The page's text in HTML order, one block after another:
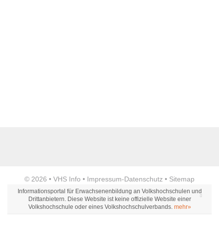
Webseite
© 2026 • VHS Info • Impressum-Datenschutz • Sitemap
Informationsportal für Erwachsenenbildung an Volkshochschulen und
Drittanbietern. Diese Website ist keine offizielle Website einer
Volkshochschule oder eines Volkshochschulverbands. mehr»